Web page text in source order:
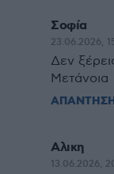
Σοφία
23.06.2026,
Δεν
Μετάνοια
Αλικη
13.06.2026,